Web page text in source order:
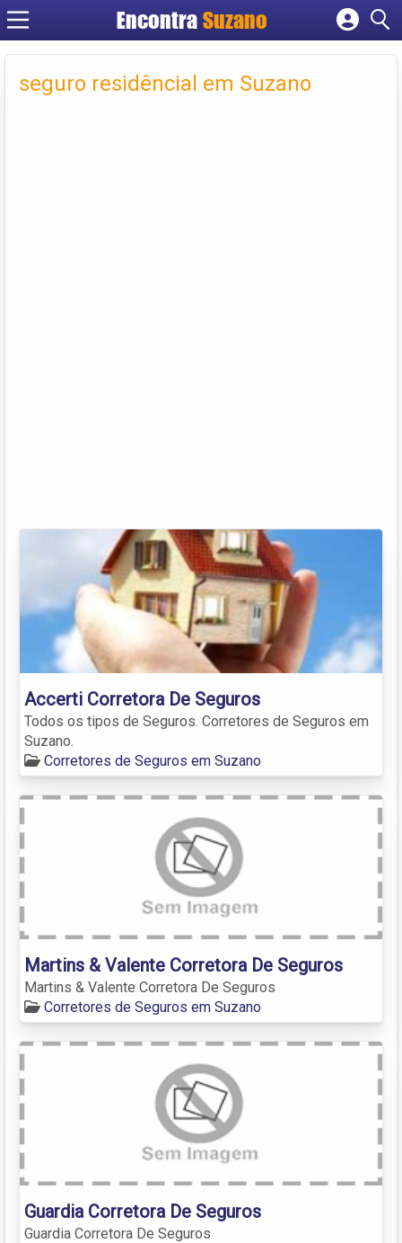
EncontraSuzano
Cadastrar empresa
Criar conta
seguro residêncial em Suzano
Accerti Corretora De Seguros
Todos os tipos de Seguros. Corretores de Seguros em
Suzano.
Corretores de Seguros em Suzano
Martins & Valente Corretora De Seguros
Martins & Valente Corretora De Seguros
Corretores de Seguros em Suzano
Guardia Corretora De Seguros
Guardia Corretora De Seguros